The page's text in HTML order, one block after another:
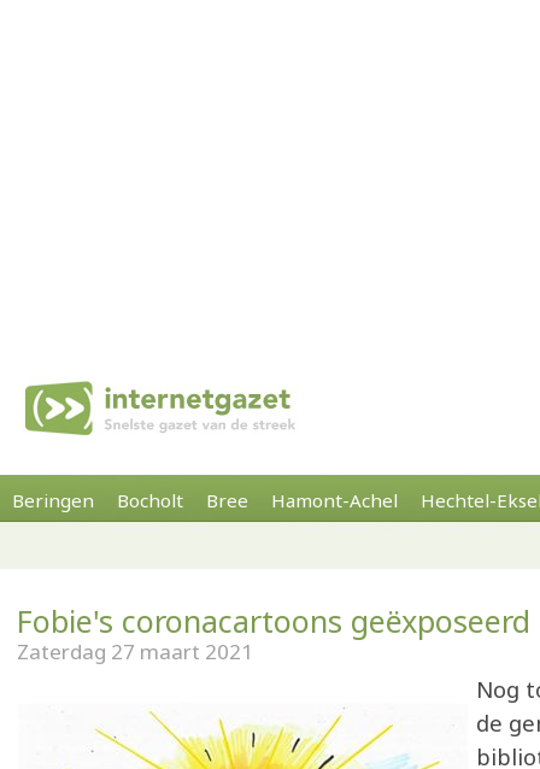
Beringen Bocholt Bree Hamont-Achel Hechtel-
Fobie's coronacartoons geëxposeerd
Zaterdag 27 maart 2021
Nog
de